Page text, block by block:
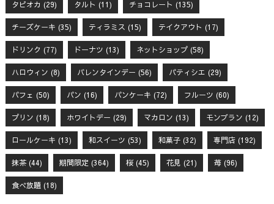
タピオカ (29) タルト (11) チョコレート (135)
チーズケーキ (35) ティラミス (15) テイクアウト (17)
ドリンク (77) ドーナツ (13) ネットショップ(58)
ハロウィン (8) バレンタインデー (56) パティシエ (29)
パフェ (50) パン (16) パンケーキ (72) フルーツ (60)
プリン (18) ホワイトデー (29) マカロン (13) モンブラン (12)
ロールケーキ (13) 和スイーツ (53) 和菓子(32) 専門店(192)
抹茶(44) 期間限定 (364) 桜(45) 花見 (21) 苺(96)
食べ放題(18)